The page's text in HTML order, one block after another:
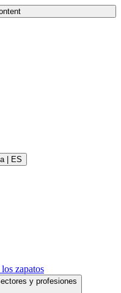
| ES
zapatos
y profesiones